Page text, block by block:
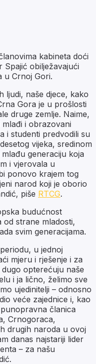
kabineta doći
Spajić obilježavajući
u Crnoj Gori.
ljudi, naše djece, kako
Gora je u prošlosti
druge zemlje. Naime,
mlađi i obrazovani
i studenti predvodili su
vijeka, sredinom
generaciju koja
i vjerovala u
ponovo krajem tog
narod koji je oborio
piše RTCG.
budućnost
strane mladosti,
svim generacijama.
u jednoj
mjeru i rješenje i za
opterećuju naše
i ja lično, želimo sve
ujedinitelji – odnosno
veće zajednice i, kao
članica
Crnogoraca,
drugih naroda u ovoj
danas najstariji lider
– za našu